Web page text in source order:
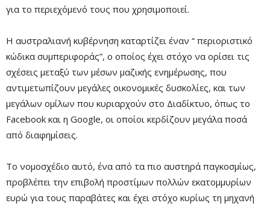
για το περιεχόμενό τους που χρησιμοποιεί.
Η αυστραλιανή κυβέρνηση καταρτίζει έναν “ περιοριστικό
κώδικα συμπεριφοράς”, ο οποίος έχει στόχο να ορίσει τις
σχέσεις μεταξύ των μέσων μαζικής ενημέρωσης, που
αντιμετωπίζουν μεγάλες οικονομικές δυσκολίες, και των
μεγάλων ομίλων που κυριαρχούν στο Διαδίκτυο, όπως το
Facebook και η Google, οι οποίοι κερδίζουν μεγάλα ποσά
από διαφημίσεις.
Το νομοσχέδιο αυτό, ένα από τα πιο αυστηρά παγκοσμίως,
προβλέπει την επιβολή προστίμων πολλών εκατομμυρίων
ευρώ για τους παραβάτες και έχει στόχο κυρίως τη μηχανή